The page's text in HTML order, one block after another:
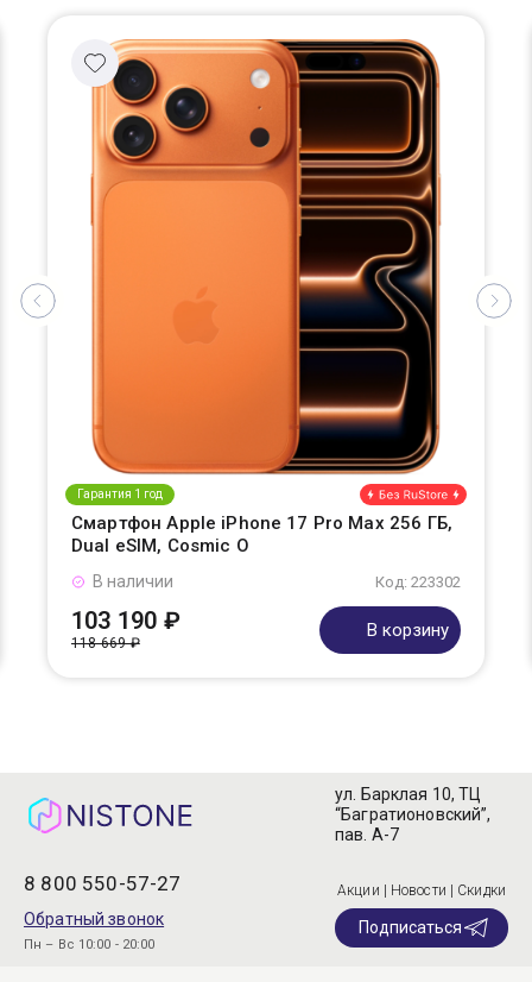
Гарантия 1 год
Смартфон Apple iPhone 17 Pro Max 256 ГБ,
Dual eSIM, Cosmic O
Код: 223302
В наличии
103 190 ₽
118 669 ₽
В корзину
8 800 550-57-27
Обратный звонок
Пн – Вс 10:00 - 20:00
ул. Барклая 10, ТЦ
“Багратионовский”,
пав. А-7
Акции | Новости | Скидки
Подписаться